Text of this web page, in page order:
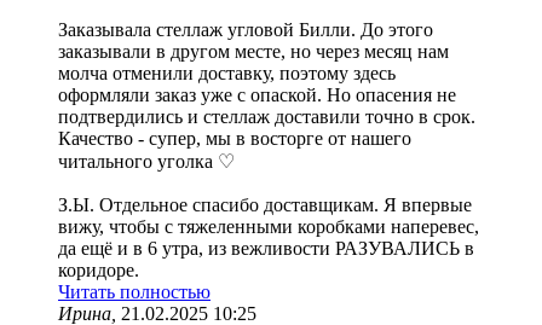
Заказывала стеллаж угловой Билли. До этого
заказывали в другом месте, но через месяц нам
молча отменили доставку, поэтому здесь
оформляли заказ уже с опаской. Но опасения не
подтвердились и стеллаж доставили точно в срок.
Качество - супер, мы в восторге от нашего
читального уголка ♡
З.Ы. Отдельное спасибо доставщикам. Я впервые
вижу, чтобы с тяжеленными коробками наперевес,
да ещё и в 6 утра, из вежливости РАЗУВАЛИСЬ в
коридоре.
Читать полностью
Ирина, 21.02.2025 10:25